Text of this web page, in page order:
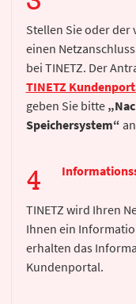
Stellen Sie oder der
einen
bei TINETZ. Der
TINETZ
geben Sie bitte
Speichersystem“
TINETZ wird Ihren
Ihnen ein
erhalten das
Kundenportal.